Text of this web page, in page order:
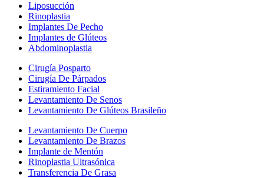
Liposucción
Rinoplastia
Implantes De Pecho
Implantes de Glúteos
Abdominoplastia
Cirugía Posparto
Cirugía De Párpados
Estiramiento Facial
Levantamiento De Senos
Levantamiento De Glúteos Brasileño
Levantamiento De Cuerpo
Levantamiento De Brazos
Implante de Mentón
Rinoplastia Ultrasónica
Transferencia De Grasa